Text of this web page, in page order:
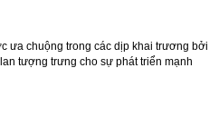
ưa chuộng trong các dịp khai trương bởi
tượng trưng cho sự phát triển mạnh